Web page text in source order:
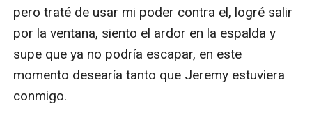
pero traté de usar mi poder contra el, logré salir
por la ventana, siento el ardor en la espalda y
supe que ya no podría escapar, en este
momento desearía tanto que Jeremy estuviera
conmigo.